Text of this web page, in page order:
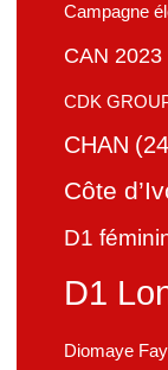
Campagne
CAN 2023
CDK
CHAN
Côte
D1
D1
Diomaye